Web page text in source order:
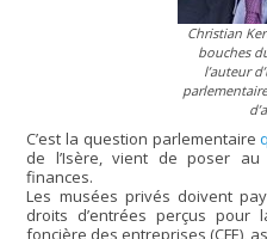
Christian
bouches
l’auteur
C’est la question parlementaire
de l’Isère, vient de poser
finances.
Les musées privés doivent
droits d’entrées perçus pour
foncière des entreprises (CFE),